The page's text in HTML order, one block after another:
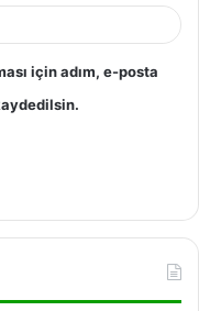
için adım, e-posta